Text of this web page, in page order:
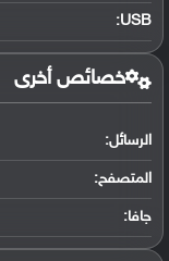
USB
:
خصائص أخرى
الرسائل:
المتصفح:
جافا: